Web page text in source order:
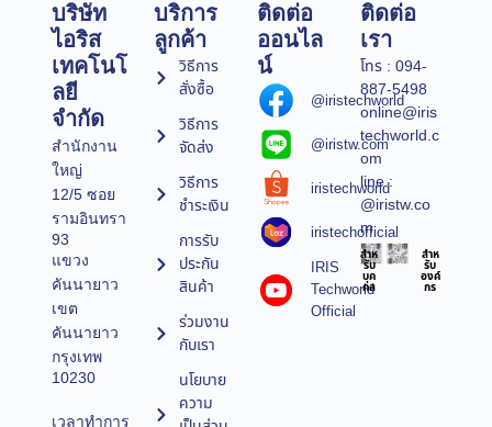
บริษัท
ไอริส
เทคโนโ
ลยี
จำกัด
สำนักงาน
ใหญ่
12/5 ซอย
รามอินทรา
93
แขวง
คันนายาว
เขต
คันนายาว
กรุงเทพ
10230
เวลาทำการ
บริการ
ลูกค้า
วิธีการ
สั่งซื้อ
วิธีการ
จัดส่ง
วิธีการ
ชำระเงิน
การรับ
ประกัน
สินค้า
ร่วมงาน
กับเรา
นโยบาย
ความ
ติดต่อ
ออนไล
น์
@iristechworld
@iristw.com
iristechworld
iristechofficial
IRIS
Techworld
Official
ติดต่อ
เรา
โทร : 094-
887-5498
online@iris
techworld.c
om
line :
@iristw.co
m
สำห
รับ
บุค
คล
สำห
รับ
องค์
กร